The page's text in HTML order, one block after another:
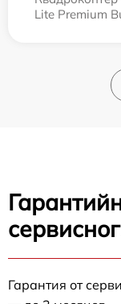
Lite Premium
Гарантия от